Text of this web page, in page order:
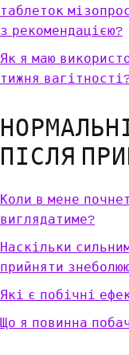
таблеток
з рекомендацією?
Як я маю
тижня
ПІСЛЯ
Коли в мене
виглядатиме?
Наскільки
прийняти
Які є побічні
Що я повинна